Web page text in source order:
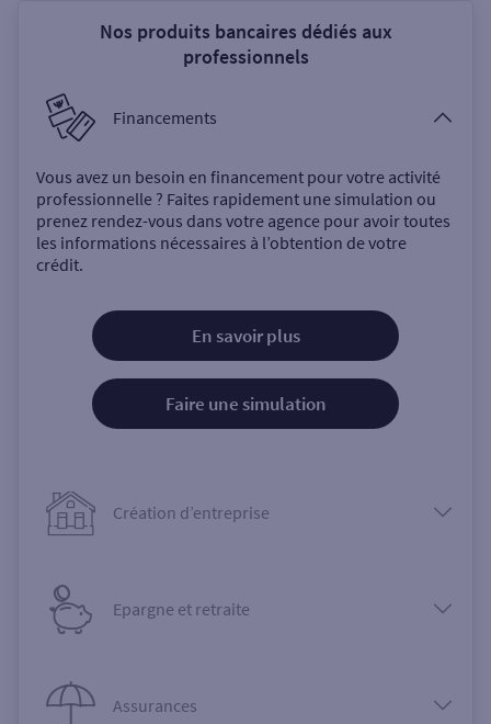
Nos produits bancaires dédiés aux
professionnels
Financements
Vous avez un besoin en financement pour votre activité
professionnelle ? Faites rapidement une simulation ou
prenez rendez-vous dans votre agence pour avoir toutes
les informations nécessaires à l’obtention de votre
crédit.
En savoir plus
Faire une simulation
Création d’entreprise
Epargne et retraite
Assurances